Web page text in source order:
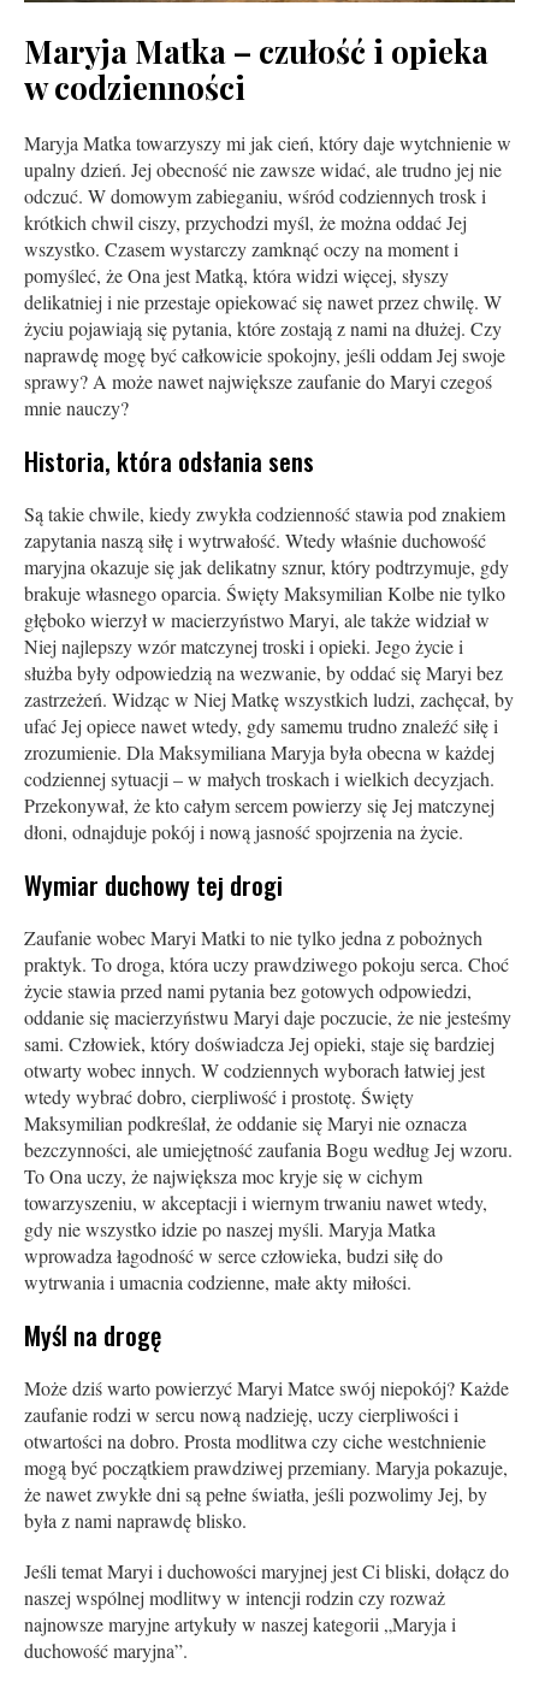
Maryja Matka – czułość i opieka
w codzienności
Maryja Matka towarzyszy mi jak cień, który daje wytchnienie w
upalny dzień. Jej obecność nie zawsze widać, ale trudno jej nie
odczuć. W domowym zabieganiu, wśród codziennych trosk i
krótkich chwil ciszy, przychodzi myśl, że można oddać Jej
wszystko. Czasem wystarczy zamknąć oczy na moment i
pomyśleć, że Ona jest Matką, która widzi więcej, słyszy
delikatniej i nie przestaje opiekować się nawet przez chwilę. W
życiu pojawiają się pytania, które zostają z nami na dłużej. Czy
naprawdę mogę być całkowicie spokojny, jeśli oddam Jej swoje
sprawy? A może nawet największe zaufanie do Maryi czegoś
mnie nauczy?
Historia, która odsłania sens
Są takie chwile, kiedy zwykła codzienność stawia pod znakiem
zapytania naszą siłę i wytrwałość. Wtedy właśnie duchowość
maryjna okazuje się jak delikatny sznur, który podtrzymuje, gdy
brakuje własnego oparcia. Święty Maksymilian Kolbe nie tylko
głęboko wierzył w macierzyństwo Maryi, ale także widział w
Niej najlepszy wzór matczynej troski i opieki. Jego życie i
służba były odpowiedzią na wezwanie, by oddać się Maryi bez
zastrzeżeń. Widząc w Niej Matkę wszystkich ludzi, zachęcał, by
ufać Jej opiece nawet wtedy, gdy samemu trudno znaleźć siłę i
zrozumienie. Dla Maksymiliana Maryja była obecna w każdej
codziennej sytuacji – w małych troskach i wielkich decyzjach.
Przekonywał, że kto całym sercem powierzy się Jej matczynej
dłoni, odnajduje pokój i nową jasność spojrzenia na życie.
Wymiar duchowy tej drogi
Zaufanie wobec Maryi Matki to nie tylko jedna z pobożnych
praktyk. To droga, która uczy prawdziwego pokoju serca. Choć
życie stawia przed nami pytania bez gotowych odpowiedzi,
oddanie się macierzyństwu Maryi daje poczucie, że nie jesteśmy
sami. Człowiek, który doświadcza Jej opieki, staje się bardziej
otwarty wobec innych. W codziennych wyborach łatwiej jest
wtedy wybrać dobro, cierpliwość i prostotę. Święty
Maksymilian podkreślał, że oddanie się Maryi nie oznacza
bezczynności, ale umiejętność zaufania Bogu według Jej wzoru.
To Ona uczy, że największa moc kryje się w cichym
towarzyszeniu, w akceptacji i wiernym trwaniu nawet wtedy,
gdy nie wszystko idzie po naszej myśli. Maryja Matka
wprowadza łagodność w serce człowieka, budzi siłę do
wytrwania i umacnia codzienne, małe akty miłości.
Myśl na drogę
Może dziś warto powierzyć Maryi Matce swój niepokój? Każde
zaufanie rodzi w sercu nową nadzieję, uczy cierpliwości i
otwartości na dobro. Prosta modlitwa czy ciche westchnienie
mogą być początkiem prawdziwej przemiany. Maryja pokazuje,
że nawet zwykłe dni są pełne światła, jeśli pozwolimy Jej, by
była z nami naprawdę blisko.
Jeśli temat Maryi i duchowości maryjnej jest Ci bliski, dołącz do
naszej wspólnej modlitwy w intencji rodzin czy rozważ
najnowsze maryjne artykuły w naszej kategorii „Maryja i
duchowość maryjna”.